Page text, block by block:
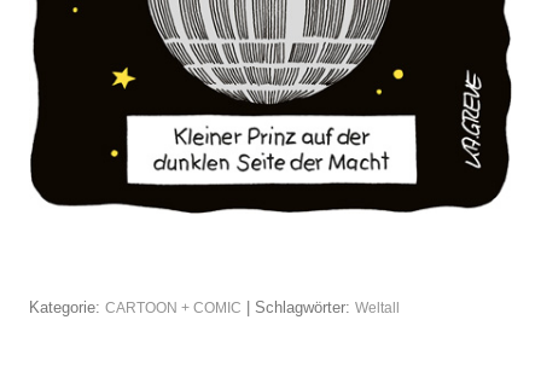
Kategorie: CARTOON + COMIC | Schlagwörter: Weltall